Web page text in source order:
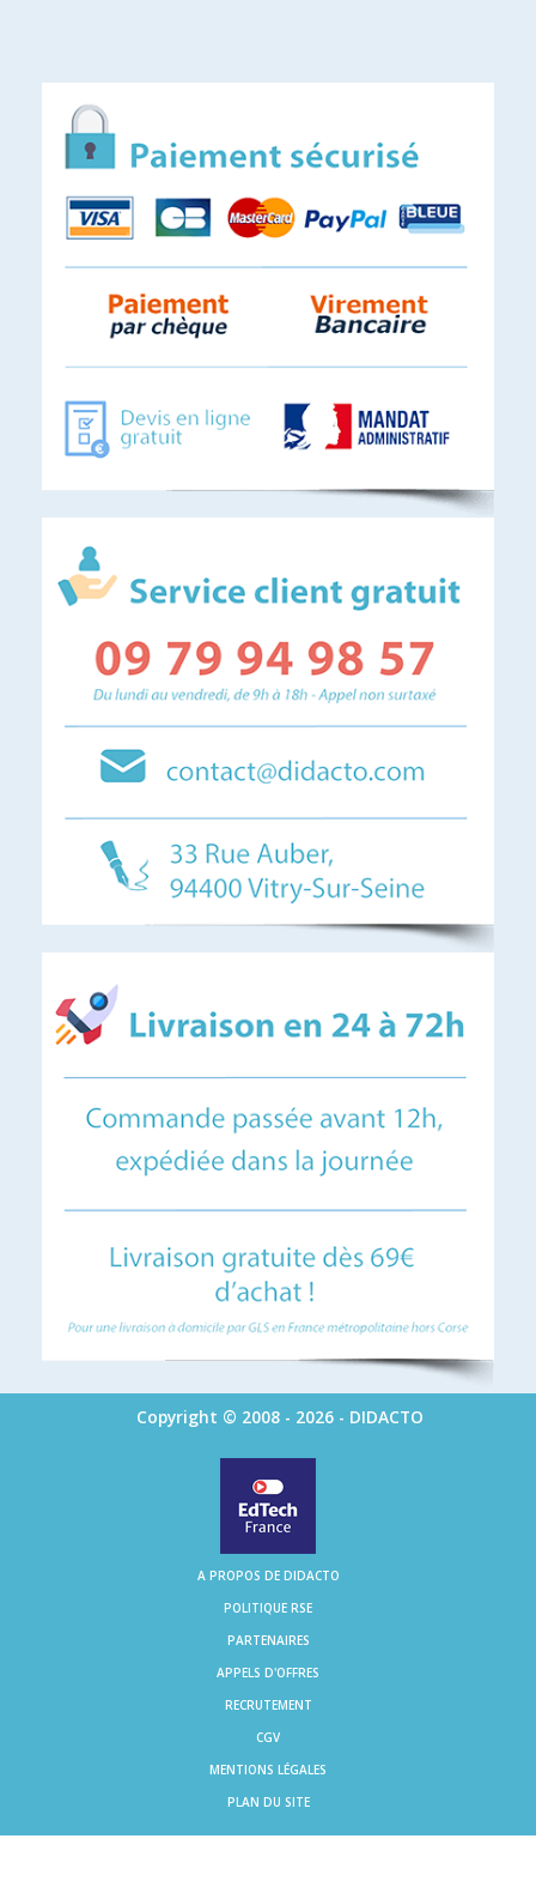
Copyright © 2008 - 2026 - DIDACTO
A PROPOS DE DIDACTO
POLITIQUE RSE
PARTENAIRES
APPELS D'OFFRES
RECRUTEMENT
CGV
MENTIONS LÉGALES
PLAN DU SITE